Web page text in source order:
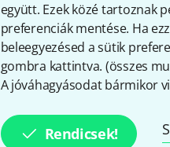
együtt. Ezek közé tartoznak
preferenciák mentése. Ha
beleegyezésed a sütik
gombra kattintva. (összes
A jóváhagyásodat bármikor
Rendicsek!